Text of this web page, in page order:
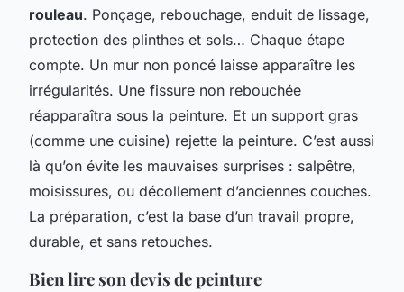
rouleau. Ponçage, rebouchage, enduit de lissage,
protection des plinthes et sols… Chaque étape
compte. Un mur non poncé laisse apparaître les
irrégularités. Une fissure non rebouchée
réapparaîtra sous la peinture. Et un support gras
(comme une cuisine) rejette la peinture. C’est aussi
là qu’on évite les mauvaises surprises : salpêtre,
moisissures, ou décollement d’anciennes couches.
La préparation, c’est la base d’un travail propre,
durable, et sans retouches.
Bien lire son devis de peinture